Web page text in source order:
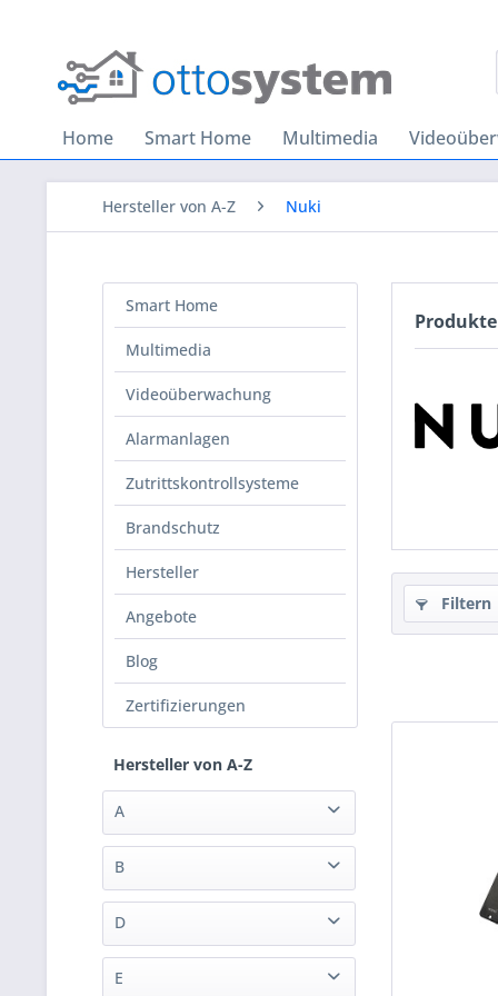
Home Smart Home Multimedia
Hersteller von A-Z Nuki
Smart Home
Multimedia
Videoüberwachung
Alarmanlagen
Zutrittskontrollsysteme
Brandschutz
Hersteller
Angebote
Blog
Zertifizierungen
Hersteller von A-Z
A
Airzone
Aqua-Scope Technologies
B
D
E
Filtern